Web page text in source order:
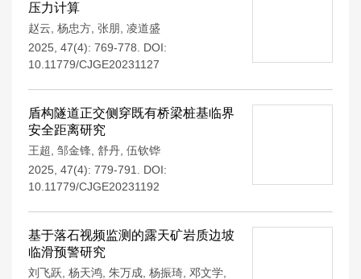
压力计算
赵云 杨忠方 张朋 凌道盛
2025, 47(4): 769-778.
DOI:
10.11779/CJGE20231127
盾构隧道正交侧穿既有桥梁桩基临界
安全距离研究
王超 邹金锋 舒丹 伍钦铧
2025, 47(4): 779-791.
DOI:
10.11779/CJGE20231192
基于落石视频监测的露天矿岩质边坡
临滑预警研究
刘飞跃 杨天鸿 朱万成 杨振琦 邓文学